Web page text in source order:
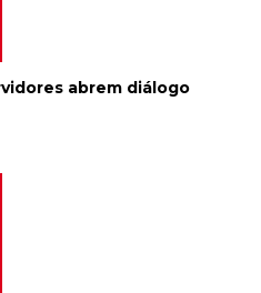
abrem diálogo